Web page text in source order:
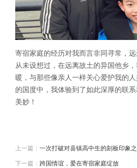
寄宿家庭的经历对我而言非同寻常，
从未设想过，在远离故土的异国他乡
暖，与那些像亲人一样关心爱护我的
的国度中，我体验到了如此深厚的联
美妙！
上一篇： 一次打破对县镇高中生的刻板印象
下一篇： 跨国情谊，爱在寄宿家庭绽放